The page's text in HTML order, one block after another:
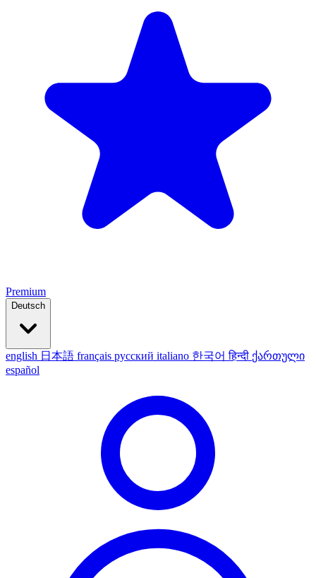
Premium
Deutsch
english 日本語 français русский italiano 한국어हिन्दी ქართული
español